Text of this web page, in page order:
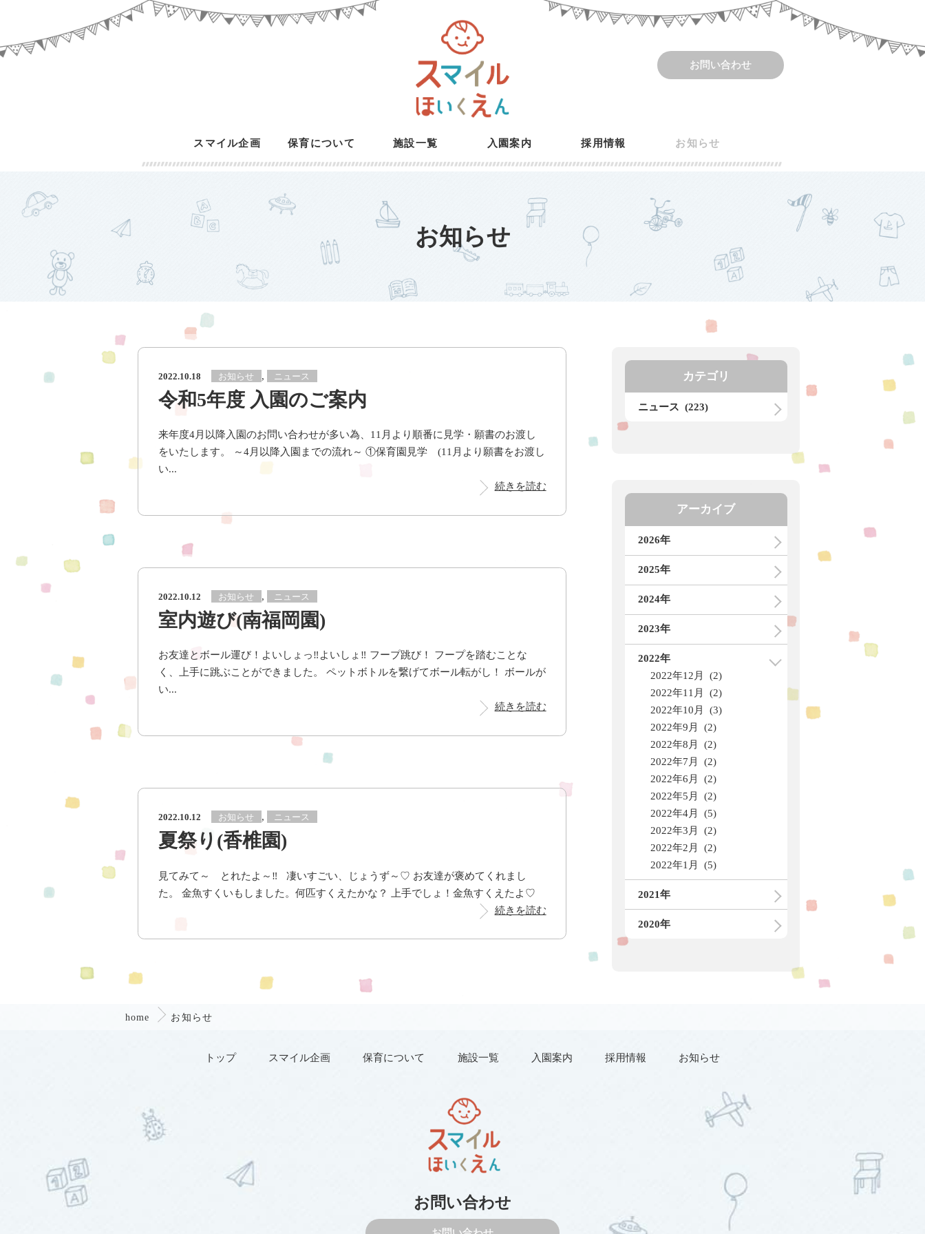
お問い合わせ
スマイル企画 保育について 施設一覧 入園案内 採用情報 お知らせ
お知らせ
2022.10.18 お知らせ , ニュース
令和5年度 入園のご案内
来年度4月以降入園のお問い合わせが多い為、11月より順番に見学・願書のお渡し
をいたします。 ～4月以降入園までの流れ～ ①保育園見学 (11月より願書をお渡し
い...
続きを読む
2022.10.12 お知らせ , ニュース
室内遊び(南福岡園)
お友達とボール運び！よいしょっ‼よいしょ‼ フープ跳び！ フープを踏むことな
く、上手に跳ぶことができました。 ペットボトルを繋げてボール転がし！ ボールが
い...
続きを読む
2022.10.12 お知らせ , ニュース
夏祭り(香椎園)
見てみて～ とれたよ～‼ 凄いすごい、じょうず～♡ お友達が褒めてくれまし
た。 金魚すくいもしました。何匹すくえたかな？ 上手でしょ！金魚すくえたよ♡
続きを読む
カテゴリ
ニュース (223)
アーカイブ
2026年
2025年
2024年
2023年
2022年
2022年12月 (2)
2022年11月 (2)
2022年10月 (3)
2022年9月 (2)
2022年8月 (2)
2022年7月 (2)
2022年6月 (2)
2022年5月 (2)
2022年4月 (5)
2022年3月 (2)
2022年2月 (2)
2022年1月 (5)
2021年
2020年
home お知らせ
トップ スマイル企画 保育について 施設一覧 入園案内 採用情報 お知らせ
お問い合わせ